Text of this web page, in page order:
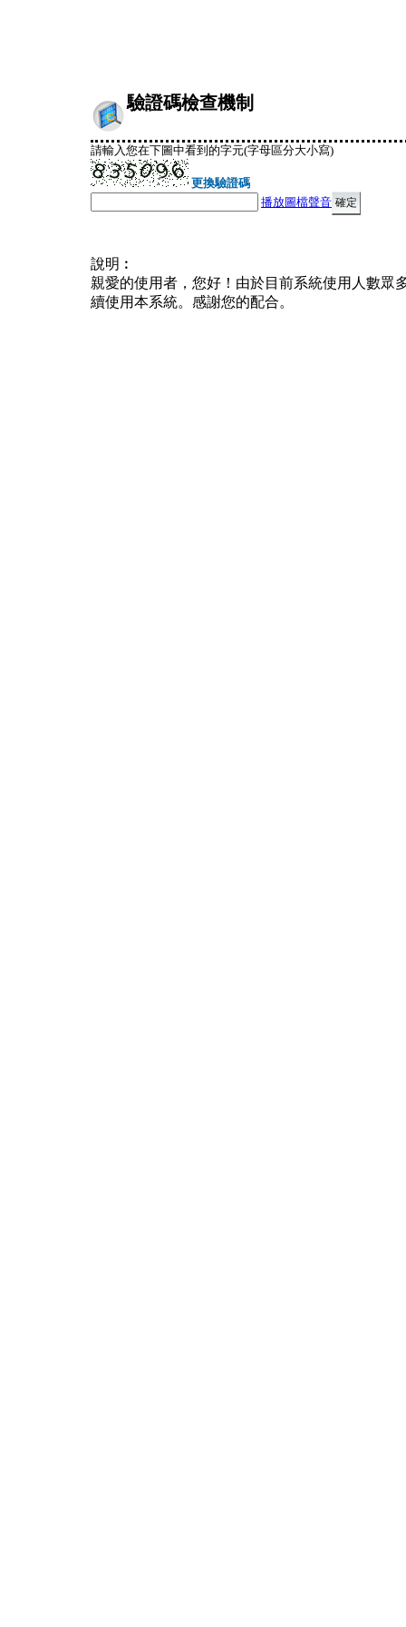
驗證碼檢查機制
請輸入您在下圖中看到的字元(字母區分大小寫)
更換驗證碼
播放圖檔聲音
說明︰
親愛的使用者，您好！由於目前系統使用人數眾
續使用本系統。感謝您的配合。